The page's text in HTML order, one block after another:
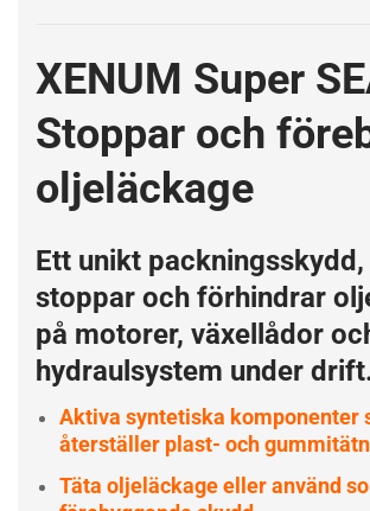
XENUM Super
Stoppar och
oljeläckage
Ett unikt
stoppar och förhindrar
på motorer, växellådor
hydraulsystem under
Aktiva syntetiska komponenter
återställer plast- och
Täta oljeläckage eller använd